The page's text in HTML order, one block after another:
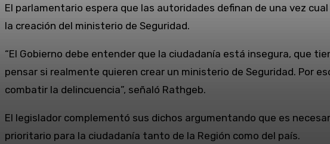
El parlamentario espera que las autoridades definan de una vez
la creación del ministerio de Seguridad.
“El Gobierno debe entender que la ciudadanía está insegura, que
pensar si realmente quieren crear un ministerio de Seguridad. Por
combatir la delincuencia”, señaló Rathgeb.
El legislador complementó sus dichos argumentando que es
prioritario para la ciudadanía tanto de la Región como del país.